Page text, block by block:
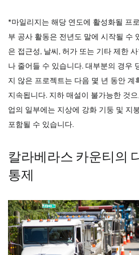
*마일리지는 해당 연도에 활성화될 프
부 공사 활동은 전년도 말에 시작될 수
은 접근성, 날씨, 허가 또는 기타 제한
나 줄어들 수 있습니다. 대부분의 경우
지 않은 프로젝트는 다음 몇 년 동안 계
지속됩니다. 지하 매설이 불가능한 것
업의 일부에는 지상에 강화 기둥 및 지
포함될 수 있습니다.
칼라베라스 카운티의
통제